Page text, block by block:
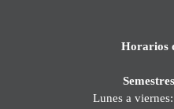
Horarios
Lunes a